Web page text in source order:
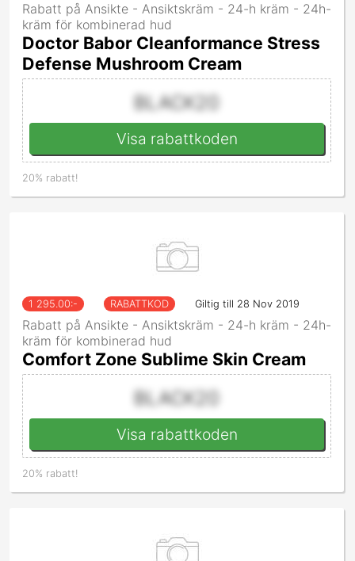
Rabatt på Ansikte - Ansiktskräm - 24-h kräm - 24h-
kräm för kombinerad hud
Doctor Babor Cleanformance Stress
Defense Mushroom Cream
BLACK20
Visa rabattkoden
20% rabatt!
1 295.00:- RABATTKOD Giltig till 28 Nov 2019
Rabatt på Ansikte - Ansiktskräm - 24-h kräm - 24h-
kräm för kombinerad hud
Comfort Zone Sublime Skin Cream
BLACK20
Visa rabattkoden
20% rabatt!